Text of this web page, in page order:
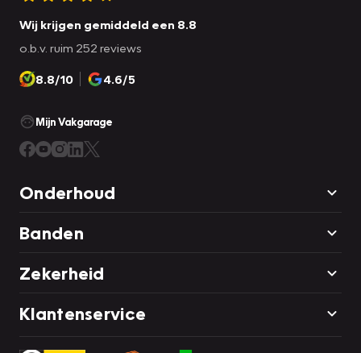
Wij krijgen gemiddeld een 8.8
o.b.v. ruim 252 reviews
8.8/10 4.6/5
Mijn Vakgarage
Onderhoud
Banden
Zekerheid
Klantenservice